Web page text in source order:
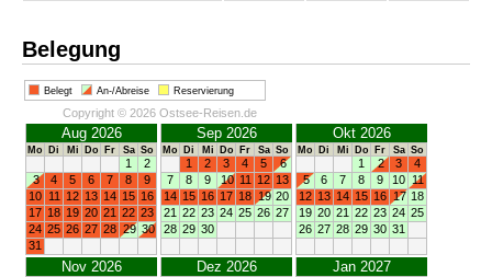
Belegung
Belegt An-/Abreise Reservierung
Copyright © 2026 Ostsee-Reisen.de
Aug 2026
Mo Di Mi Do Fr Sa So
1
2
3
4 5 6 7 8
9
10 11 12 13 14 15 16
17 18 19 20 21 22 23
24 25 26 27 28 29 30
31
Sep 2026
Mo Di Mi Do Fr Sa So
1 2 3 4 5
6
7
8 9 10 11 12 13
14 15 16 17 18 19 20
21 22 23 24 25 26 27
28 29 30
Okt 2026
Mo Di Mi Do Fr Sa So
1 2 3
4
5
6 7 8 9 10 11
12 13 14 15 16 17 18
19 20 21 22 23 24 25
26 27 28 29 30 31
Nov 2026 Dez 2026 Jan 2027